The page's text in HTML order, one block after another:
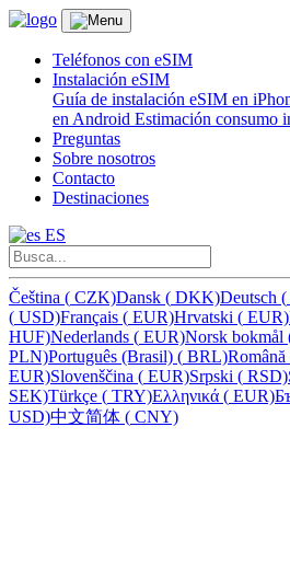
Teléfonos con eSIM
Instalación eSIM
Guía de instalación eSIM en
en Android Estimación consumo
Preguntas
Sobre nosotros
Contacto
Destinaciones
ES
Čeština ( CZK)Dansk ( DKK)Deutsch (
( USD)Français ( EUR)Hrvatski ( EUR)
HUF)Nederlands ( EUR)Norsk bokmål
PLN)Português (Brasil) ( BRL)Română
EUR)Slovenščina ( EUR)Srpski ( RSD)
SEK)Türkçe ( TRY)Ελληνικά ( EUR)
USD)中文简体 ( CNY)